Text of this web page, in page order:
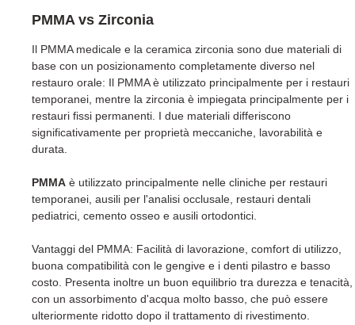
PMMA vs Zirconia
Il PMMA medicale e la ceramica zirconia sono due materiali di
base con un posizionamento completamente diverso nel
restauro orale: Il PMMA è utilizzato principalmente per i restauri
temporanei, mentre la zirconia è impiegata principalmente per i
restauri fissi permanenti. I due materiali differiscono
significativamente per proprietà meccaniche, lavorabilità e
durata.
PMMA è utilizzato principalmente nelle cliniche per restauri
temporanei, ausili per l'analisi occlusale, restauri dentali
pediatrici, cemento osseo e ausili ortodontici.
Vantaggi del PMMA: Facilità di lavorazione, comfort di utilizzo,
buona compatibilità con le gengive e i denti pilastro e basso
costo. Presenta inoltre un buon equilibrio tra durezza e tenacità,
con un assorbimento d'acqua molto basso, che può essere
ulteriormente ridotto dopo il trattamento di rivestimento.